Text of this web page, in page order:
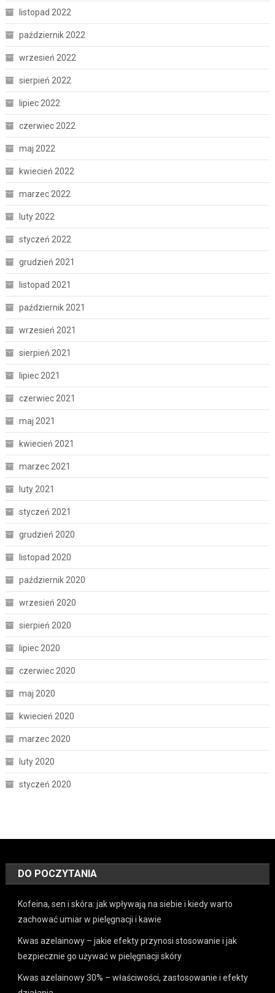
listopad 2022
październik 2022
wrzesień 2022
sierpień 2022
lipiec 2022
czerwiec 2022
maj 2022
kwiecień 2022
marzec 2022
luty 2022
styczeń 2022
grudzień 2021
listopad 2021
październik 2021
wrzesień 2021
sierpień 2021
lipiec 2021
czerwiec 2021
maj 2021
kwiecień 2021
marzec 2021
luty 2021
styczeń 2021
grudzień 2020
listopad 2020
październik 2020
wrzesień 2020
sierpień 2020
lipiec 2020
czerwiec 2020
maj 2020
kwiecień 2020
marzec 2020
luty 2020
styczeń 2020
DO POCZYTANIA
Kofeina, sen i skóra: jak wpływają na siebie i kiedy warto
zachować umiar w pielęgnacji i kawie
Kwas azelainowy – jakie efekty przynosi stosowanie i jak
bezpiecznie go używać w pielęgnacji skóry
Kwas azelainowy 30% – właściwości, zastosowanie i efekty